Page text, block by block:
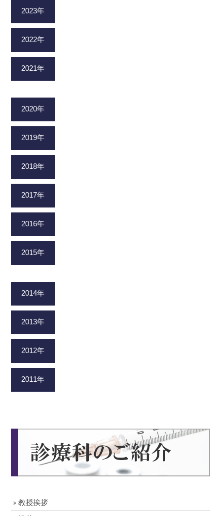
2023年
2022年
2021年
2020年
2019年
2018年
2017年
2016年
2015年
2014年
2013年
2012年
2011年
教授挨拶